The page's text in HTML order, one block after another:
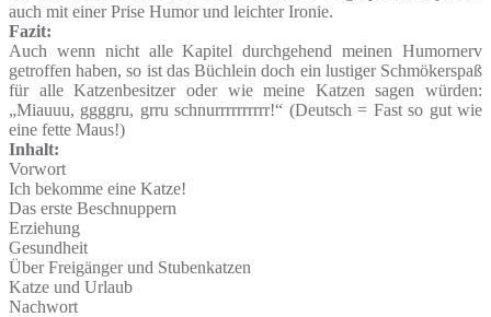
auch mit einer Prise Humor und leichter Ironie.
Fazit:
Auch wenn nicht alle Kapitel durchgehend meinen Humornerv
getroffen haben, so ist das Büchlein doch ein lustiger Schmökerspaß
für alle Katzenbesitzer oder wie meine Katzen sagen würden:
„Miauuu, ggggru, grru schnurrrrrrrrrr!“ (Deutsch = Fast so gut wie
eine fette Maus!)
Inhalt:
Vorwort
Ich bekomme eine Katze!
Das erste Beschnuppern
Erziehung
Gesundheit
Über Freigänger und Stubenkatzen
Katze und Urlaub
Nachwort